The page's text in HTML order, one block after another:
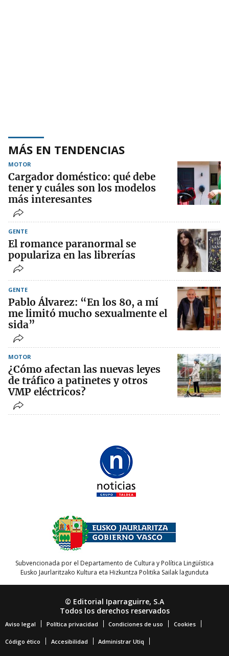
MÁS EN TENDENCIAS
MOTOR
Cargador doméstico: qué debe
tener y cuáles son los modelos
más interesantes
GENTE
El romance paranormal se
populariza en las librerías
GENTE
Pablo Álvarez: “En los 80, a mí
me limitó mucho sexualmente el
sida”
MOTOR
¿Cómo afectan las nuevas leyes
de tráfico a patinetes y otros
VMP eléctricos?
Subvencionada por el Departamento de Cultura y Política Lingüística
Eusko Jaurlaritzako Kultura eta Hizkuntza Politika Sailak lagunduta
© Editorial Iparraguirre, S.A
Todos los derechos reservados
Aviso legal Política privacidad Condiciones de uso Cookies
Código ético Accesibilidad Administrar Utiq